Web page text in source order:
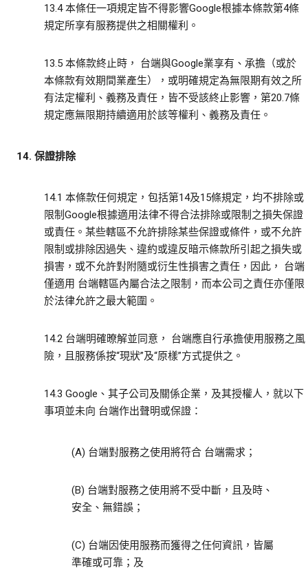
13.4 本條任一項規定皆不得影響Google根據本條款第4條
規定所享有服務提供之相關權利。
13.5 本條款終止時， 台端與Google業享有、承擔（或於
本條款有效期間業產生），或明確規定為無限期有效之所
有法定權利、義務及責任，皆不受該終止影響，第20.7條
規定應無限期持續適用於該等權利、義務及責任。
14. 保證排除
14.1 本條款任何規定，包括第14及15條規定，均不排除或
限制Google根據適用法律不得合法排除或限制之損失保證
或責任。某些轄區不允許排除某些保證或條件，或不允許
限制或排除因過失、違約或違反暗示條款所引起之損失或
損害，或不允許對附隨或衍生性損害之責任，因此， 台端
僅適用 台端轄區內屬合法之限制，而本公司之責任亦僅限
於法律允許之最大範圍。
14.2 台端明確暸解並同意， 台端應自行承擔使用服務之風
險，且服務係按“現狀”及“原樣”方式提供之。
14.3 Google、其子公司及關係企業，及其授權人，就以下
事項並未向 台端作出聲明或保證：
(A) 台端對服務之使用將符合 台端需求；
(B) 台端對服務之使用將不受中斷，且及時、
安全、無錯誤；
(C) 台端因使用服務而獲得之任何資訊，皆屬
準確或可靠；及